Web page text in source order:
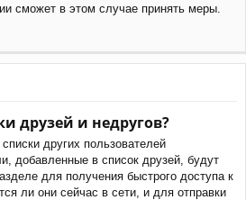
сможет в этом случае принять меры.
друзей и недругов?
других пользователей
добавленные в список друзей, будут
для получения быстрого доступа к
ли они сейчас в сети, и для отправки